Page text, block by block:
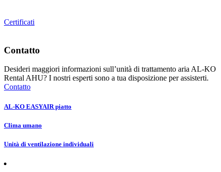
Certificati
Contatto
Desideri maggiori informazioni sull’unità di trattamento aria AL-KO
Rental AHU? I nostri esperti sono a tua disposizione per assisterti.
Contatto
AL-KO EASYAIR piatto
Clima umano
Unità di ventilazione individuali